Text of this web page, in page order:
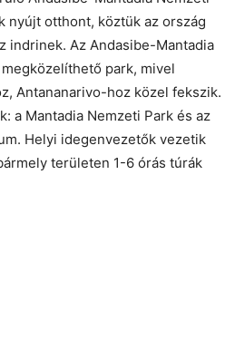
nyújt otthont, köztük az ország
indrinek. Az Andasibe-Mantadia
park, mivel
Antananarivo-hoz közel fekszik.
a Mantadia Nemzeti Park és az
Helyi idegenvezetők vezetik
területen 1-6 órás túrák